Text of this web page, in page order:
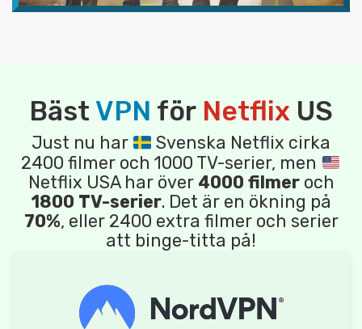
Bäst VPN för Netflix US
Just nu har
Svenska Netflix cirka
2400 filmer och 1000 TV-serier, men
Netflix USA har över 4000 filmeroch
1800 TV-serier. Det är en ökning på
70%, eller 2400 extra filmer och serier
att binge-titta på!